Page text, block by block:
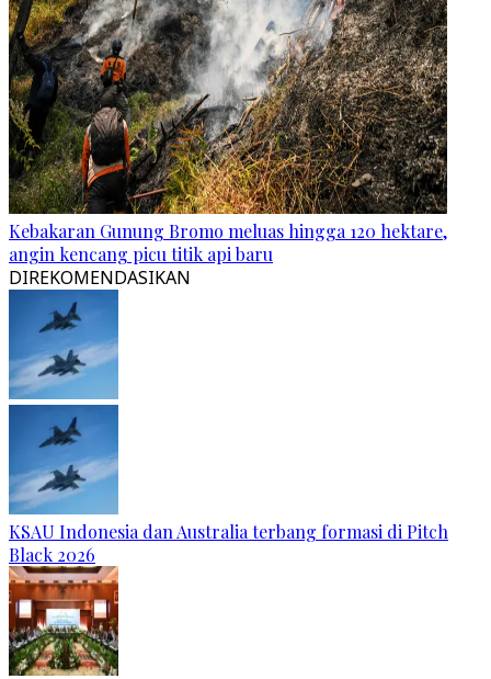
Kebakaran Gunung Bromo meluas hingga 120 hektare,
angin kencang picu titik api baru
DIREKOMENDASIKAN
KSAU Indonesia dan Australia terbang formasi di Pitch
Black 2026